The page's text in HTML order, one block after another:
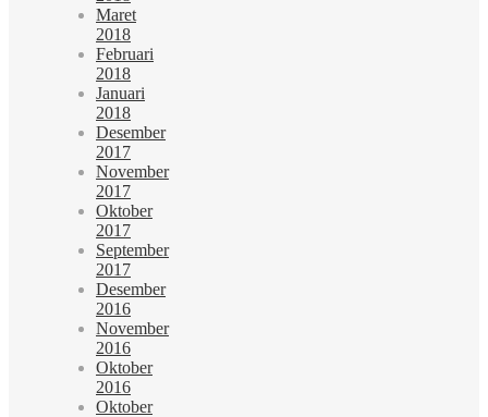
Maret
2018
Februari
2018
Januari
2018
Desember
2017
November
2017
Oktober
2017
September
2017
Desember
2016
November
2016
Oktober
2016
Oktober